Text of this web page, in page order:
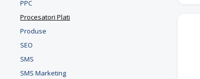
PPC
Procesatori Plati
Produse
SEO
SMS
SMS Marketing